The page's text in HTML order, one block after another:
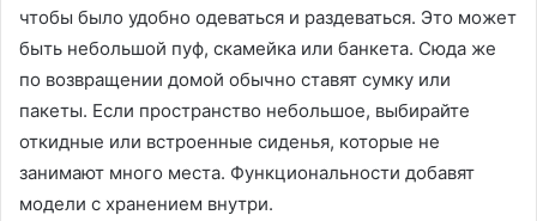
чтобы было удобно одеваться и раздеваться. Это может
быть небольшой пуф, скамейка или банкета. Сюда же
по возвращении домой обычно ставят сумку или
пакеты. Если пространство небольшое, выбирайте
откидные или встроенные сиденья, которые не
занимают много места. Функциональности добавят
модели с хранением внутри.